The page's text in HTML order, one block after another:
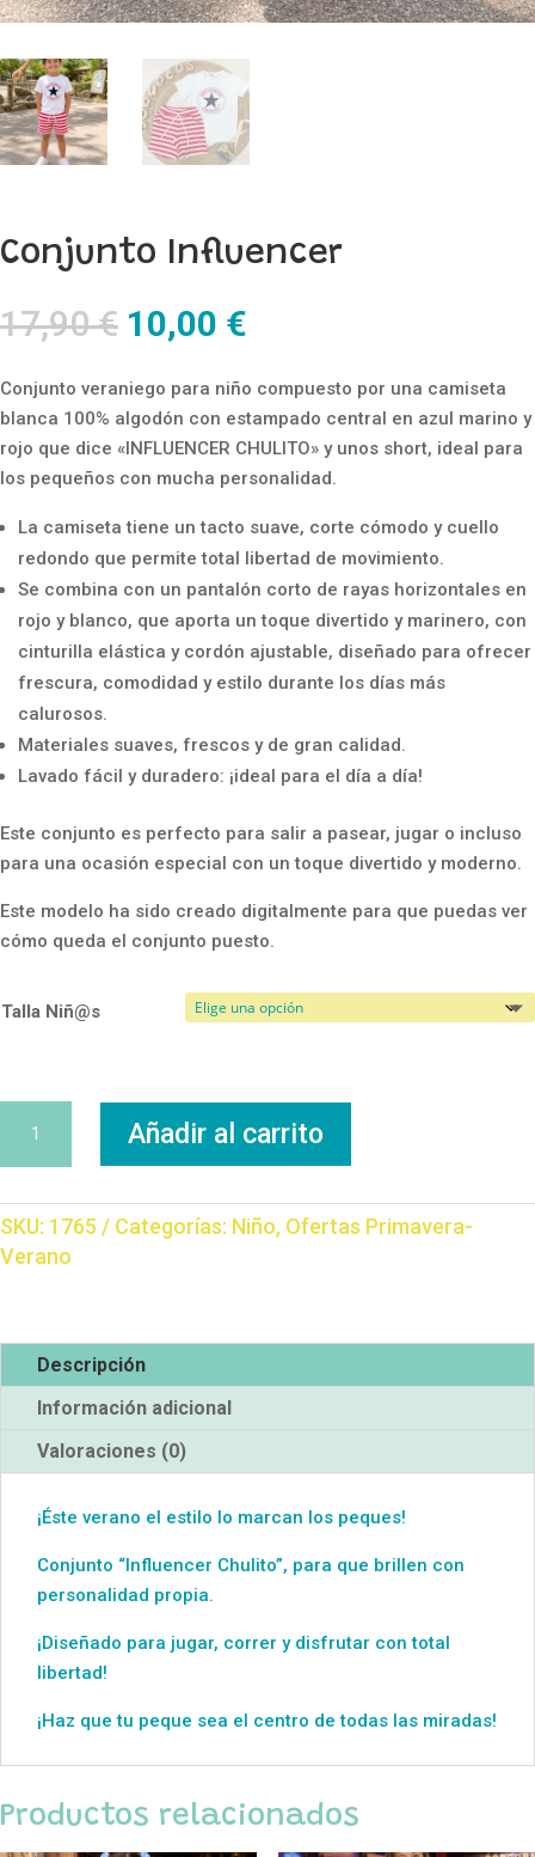
Conjunto Influencer
17,90€ El
precio
original
era:
17,90 €.
10,00 €
actual
es:
10,00 €.
Conjunto veraniego para niño compuesto por una camiseta
blanca 100% algodón con estampado central en azul marino y
rojo que dice «INFLUENCER CHULITO» y unos short, ideal para
los pequeños con mucha personalidad.
La camiseta tiene un tacto suave, corte cómodo y cuello
redondo que permite total libertad de movimiento.
Se combina con un pantalón corto de rayas horizontales en
rojo y blanco, que aporta un toque divertido y marinero, con
cinturilla elástica y cordón ajustable, diseñado para ofrecer
frescura, comodidad y estilo durante los días más
calurosos.
Materiales suaves, frescos y de gran calidad.
Lavado fácil y duradero: ¡ideal para el día a día!
Este conjunto es perfecto para salir a pasear, jugar o incluso
para una ocasión especial con un toque divertido y moderno.
Este modelo ha sido creado digitalmente para que puedas ver
cómo queda el conjunto puesto.
Talla Niñ@s
Influencer
Añadir al carrito
SKU: 1765 Categorías: Niño, Ofertas Primavera-
Verano
Descripción
Información adicional
Valoraciones (0)
¡Éste verano el estilo lo marcan los peques!
Conjunto “Influencer Chulito”, para que brillen con
personalidad propia.
¡Diseñado para jugar, correr y disfrutar con total
libertad!
¡Haz que tu peque sea el centro de todas las miradas!
Productos relacionados